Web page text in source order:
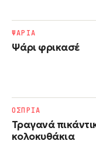
Ψάρι φρικασέ
ΨΑΡΙΑ
Τραγανά
κολοκυθάκια
ΟΣΠΡΙΑ